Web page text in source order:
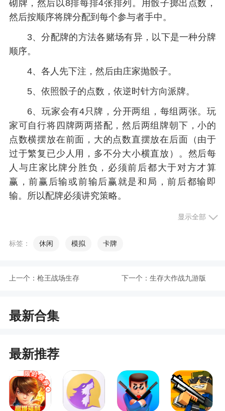
砌牌，然后以8排每排4张排列。用骰子掷出点数，
然后按顺序将牌分配到每个参与者手中。
3、分配牌的方法各赌场有异，以下是一种分牌
顺序。
4、各人先下注，然后由庄家抛骰子。
5、依照骰子的点数，依逆时针方向派牌。
6、玩家会有4只牌，分开两组，每组两张。玩
家可自行将四牌两两搭配，然后两组牌朝下，小的
点数横摆放在前面，大的点数直摆放在后面（由于
过于繁复已少人用，多不分大小横直放）。然后每
人与庄家比牌分胜负，必须前后都大于对方才算
赢，前赢后输或前输后赢就是和局，前后都输即
输。所以配牌必须讲究策略。
6、中国骨牌另一较灵活的赌法是可以轮流庄，
庄，玩家可以独自做庄或与赌场合伙做庄。
牌。（和麻将是一样的）
的人先出牌，并且出牌人须打出手中的那张双6点
牌。（基本策略：每位选手都要注意观察：同方和
对方每次打出的牌，每次的出牌都有可能传达出每
个人手中哪些点数的牌比较多或者比较少。目的就
是帮助己方出牌，阻碍对手出牌。）
显示全部
标签： 休闲 模拟 卡牌
上一个： 枪王战场生存 下一个： 生存大作战九游版
最新合集
最新推荐